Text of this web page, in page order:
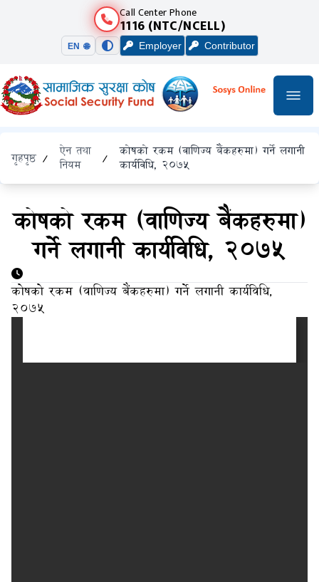
Call Center Phone
1116 (NTC/NCELL)
EN 🌐 Employer Contributor
गृहपृष्ठ /
ऐन तथा
नियम
/
कोषको रकम (वाणिज्य बैंकहरुमा) गर्ने लगानी
कार्यविधि, २०७५
कोषको रकम (वाणिज्य बैंकहरुमा)
गर्ने लगानी कार्यविधि, २०७५
कोषको रकम (वाणिज्य बैंकहरुमा) गर्ने लगानी कार्यविधि,
२०७५